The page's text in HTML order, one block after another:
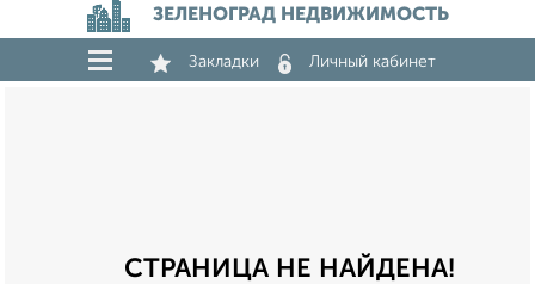
ЗЕЛЕНОГРАД НЕДВИЖИМОСТЬ
Закладки Личный кабинет
СТРАНИЦА НЕ НАЙДЕНА!